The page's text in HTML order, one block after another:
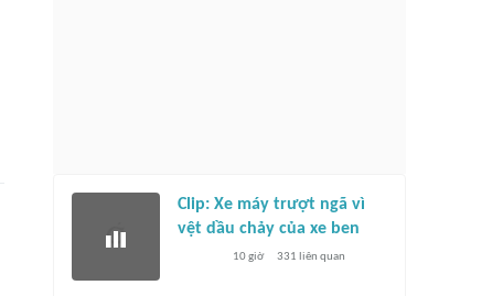
Clip: Xe máy trượt ngã vì
vệt dầu chảy của xe ben
10 giờ 331 liên quan